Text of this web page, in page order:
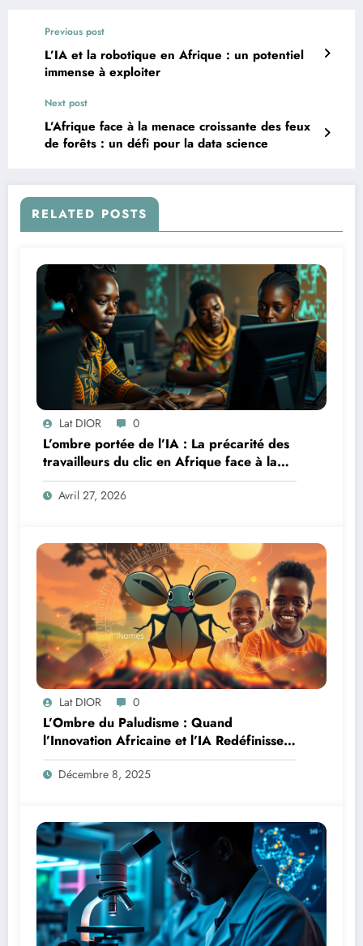
Previous post
L’IA et la robotique en Afrique : un potentiel
immense à exploiter
Next post
L’Afrique face à la menace croissante des feux
de forêts : un défi pour la data science
RELATED POSTS
Lat DIOR 0
L’ombre portée de l’IA : La précarité des
travailleurs du clic en Afrique face à la
révolution numérique
Avril 27, 2026
Lat DIOR 0
L’Ombre du Paludisme : Quand
l’Innovation Africaine et l’IA Redéfinissent
la Lutte
Décembre 8, 2025